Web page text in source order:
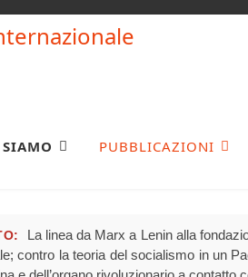
PUBBLICAZIONI
La linea da Marx a Lenin alla
contro la teoria del socialismo in un